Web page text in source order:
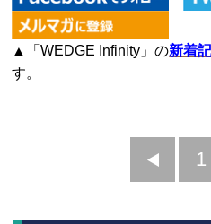
▲「WEDGE Infinity」の新着
す。
前
1